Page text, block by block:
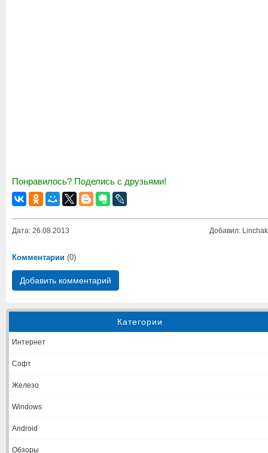
Категории
Интернет
Софт
Железо
Windows
Android
Обзоры
Понравилось? Поделись с друзьями!
Дата: 26.08.2013 Добавил: Linchak
Комментарии (0)
Добавить комментарий